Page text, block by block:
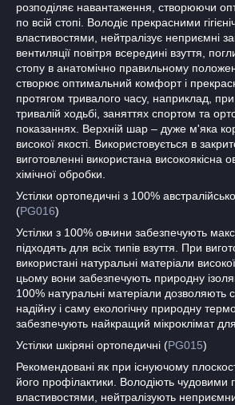
розподіляє навантаження, створюючи
по всій стопі. Володіє прекрасними
властивостями, нейтралізує неприємні
вентиляції повітря всередині взуття,
стопу в анатомічно правильному
створює оптимальний комфорт і
протягом тривалого часу, наприклад, при
тривалій ходьбі, заняттях спортом та
показаннях. Верхній шар – дуже м'яка
високої якості. Використовується в
виготовленні використана високоякісна
хімічної обробки.
Устілки ортопедичні з 100%
(PG016)
Устілки з 100% овчини забезпечують
підходять для всіх типів взуття. При
використані натуральні матеріали
цьому вони забезпечують природну
100% натуральні матеріали дозволяють
надійну і саму екологічну природну
забезпечують найкращий мікроклімат для
Устілки шкіряні ортопедичні (PG015)
Рекомендовані як при існуючому
його профілактики. Володіють чудовими
властивостями, нейтралізують